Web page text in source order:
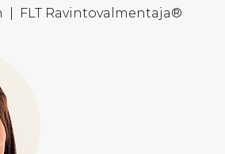
| FLT Ravintovalmentaja®